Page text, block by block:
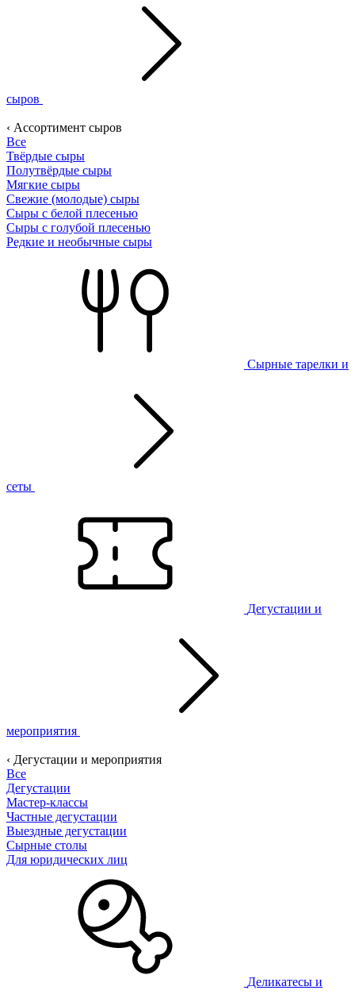
сыров
‹ Ассортимент сыров
Все
Твёрдые сыры
Полутвёрдые сыры
Мягкие сыры
Свежие (молодые) сыры
Сыры с белой плесенью
Сыры с голубой плесенью
Редкие и необычные сыры
Сырные тарелки и
сеты
Дегустации и
мероприятия
‹ Дегустации и мероприятия
Все
Дегустации
Мастер-классы
Частные дегустации
Выездные дегустации
Сырные столы
Для юридических лиц
Деликатесы и